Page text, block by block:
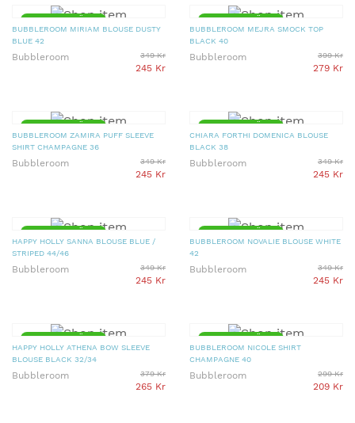
▼ 30% PRISSÄNKT
BUBBLEROOM MIRIAM BLOUSE DUSTY
BLUE 42
Bubbleroom 349 Kr
245 Kr
▼ 30% PRISSÄNKT
BUBBLEROOM MEJRA SMOCK TOP
BLACK 40
Bubbleroom 399 Kr
279 Kr
▼ 30% PRISSÄNKT
BUBBLEROOM ZAMIRA PUFF SLEEVE
SHIRT CHAMPAGNE 36
Bubbleroom 349 Kr
245 Kr
▼ 30% PRISSÄNKT
CHIARA FORTHI DOMENICA BLOUSE
BLACK 38
Bubbleroom 349 Kr
245 Kr
▼ 30% PRISSÄNKT
HAPPY HOLLY SANNA BLOUSE BLUE /
STRIPED 44/46
Bubbleroom 349 Kr
245 Kr
▼ 30% PRISSÄNKT
BUBBLEROOM NOVALIE BLOUSE WHITE
42
Bubbleroom 349 Kr
245 Kr
▼ 30% PRISSÄNKT
HAPPY HOLLY ATHENA BOW SLEEVE
BLOUSE BLACK 32/34
Bubbleroom 379 Kr
265 Kr
▼ 30% PRISSÄNKT
BUBBLEROOM NICOLE SHIRT
CHAMPAGNE 40
Bubbleroom 299 Kr
209 Kr